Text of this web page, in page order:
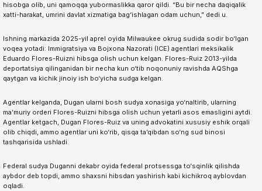
hisobga olib, uni qamoqqa yubormaslikka qaror qildi. “Bu bir necha daqiqalik
xatti-harakat, umrini davlat xizmatiga bag‘ishlagan odam uchun,” dedi u.
Ishning markazida 2025-yil aprel oyida Milwaukee okrug sudida sodir bo‘lgan
voqea yotadi: Immigratsiya va Bojxona Nazorati (ICE) agentlari meksikalik
Eduardo Flores-Ruizni hibsga olish uchun kelgan. Flores-Ruiz 2013-yilda
deportatsiya qilinganidan bir necha kun o‘tib noqonuniy ravishda AQShga
qaytgan va kichik jinoiy ish bo‘yicha sudga kelgan.
Agentlar kelganda, Dugan ularni bosh sudya xonasiga yo‘naltirib, ularning
ma’muriy orderi Flores-Ruizni hibsga olish uchun yetarli asos emasligini aytdi.
Agentlar ketgach, Dugan Flores-Ruiz va uning advokatini xususiy eshik orqali
olib chiqdi, ammo agentlar uni ko‘rib, qisqa ta’qibdan so‘ng sud binosi
tashqarisida ushladi.
Federal sudya Duganni dekabr oyida federal protsessga to‘sqinlik qilishda
aybdor deb topdi, ammo shaxsni hibsdan yashirish kabi kichikroq ayblovdan
oqladi.